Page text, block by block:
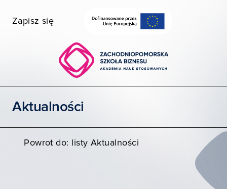
Zapisz się
Wybierz wydział
Uczelnia dostępna
STUDIA I SZKOLENIA
Aktualności
Powrot do: listy Aktualności